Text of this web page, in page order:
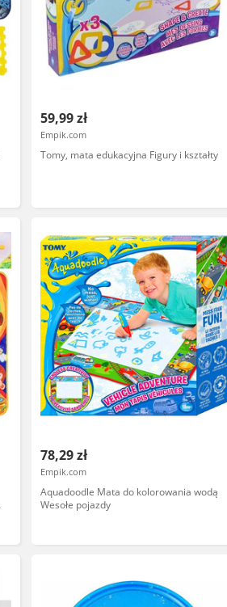
59,99 zł
Empik.com
Tomy, mata edukacyjna Figury i kształty
78,29 zł
Empik.com
Aquadoodle Mata do kolorowania wodą
Wesołe pojazdy